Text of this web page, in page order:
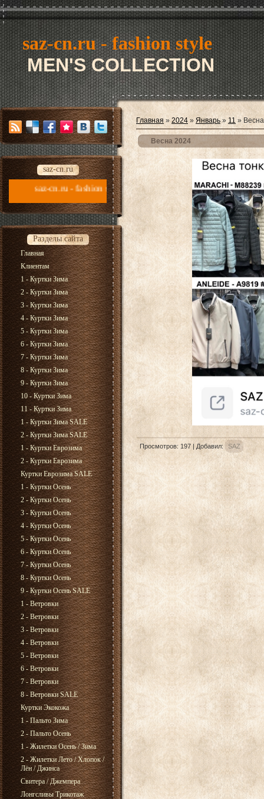
saz-cn.ru - fashion style
MEN'S COLLECTION
saz-cn.ru
- fashion style new collection 2026
Разделы сайта
Главная
Клиентам
1 - Куртки Зима
2 - Куртки Зима
3 - Куртки Зима
4 - Куртки Зима
5 - Куртки Зима
6 - Куртки Зима
7 - Куртки Зима
8 - Куртки Зима
9 - Куртки Зима
10 - Куртки Зима
11 - Куртки Зима
1 - Куртки Зима SALE
2 - Куртки Зима SALE
1 - Куртки Еврозима
2 - Куртки Еврозима
Куртки Еврозима SALE
1 - Куртки Осень
2 - Куртки Осень
3 - Куртки Осень
4 - Куртки Осень
5 - Куртки Осень
6 - Куртки Осень
7 - Куртки Осень
8 - Куртки Осень
9 - Куртки Осень SALE
1 - Ветровки
2 - Ветровки
3 - Ветровки
4 - Ветровки
5 - Ветровки
6 - Ветровки
7 - Ветровки
8 - Ветровки SALE
Куртки Экокожа
1 - Пальто Зима
2 - Пальто Осень
1 - Жилетки Осень / Зима
2 - Жилетки Лето / Хлопок /
Лён / Джинса
Свитера / Джемпера
Лонгсливы Трикотаж
Главная » 2024 » Январь » 11»
Весна 2024
Просмотров: 197 | Добавил: SAZ